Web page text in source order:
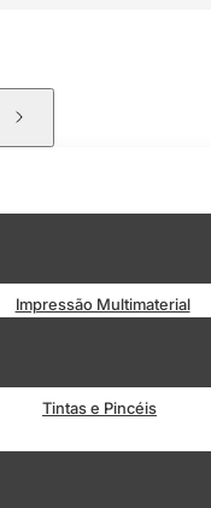
Impressão Multimaterial
Tintas e Pincéis